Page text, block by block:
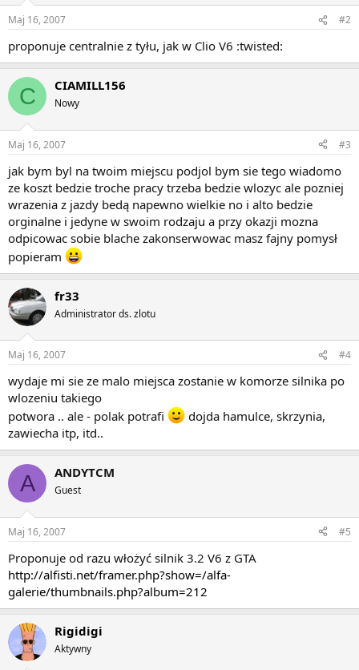
Maj 16, 2007 #2
proponuje centralnie z tyłu, jak w Clio V6 :twisted:
C CIAMILL156
Nowy
Maj 16, 2007 #3
jak bym byl na twoim miejscu podjol bym sie tego wiadomo
ze koszt bedzie troche pracy trzeba bedzie wlozyc ale pozniej
wrazenia z jazdy bedą napewno wielkie no i alto bedzie
orginalne i jedyne w swoim rodzaju a przy okazji mozna
odpicowac sobie blache zakonserwowac masz fajny pomysł
popieram
fr33
Administrator ds. zlotu
Maj 16, 2007 #4
wydaje mi sie ze malo miejsca zostanie w komorze silnika po
wlozeniu takiego
potwora .. ale - polak potrafi
dojda hamulce, skrzynia,
zawiecha itp, itd..
A ANDYTCM
Guest
Maj 16, 2007 #5
Proponuje od razu włożyć silnik 3.2 V6 z GTA
http://alfisti.net/framer.php?show=/alfa-
galerie/thumbnails.php?album=212
Rigidigi
Aktywny